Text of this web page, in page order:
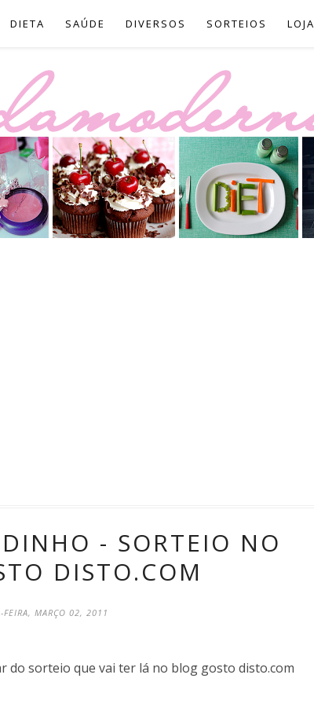
DIETA SAÚDE DIVERSOS SORTEIOS LOJA
- SORTEIO NO
DISTO.COM
FEIRA, MARÇO 02, 2011
do sorteio que vai ter lá no blog gosto disto.com